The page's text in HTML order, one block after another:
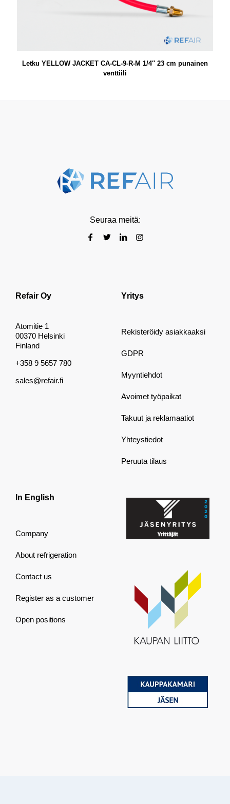
Letku YELLOW JACKET CA-CL-9-R-M 1/4″ 23 cm punainen
venttiili
Seuraa meitä:
Refair Oy
Atomitie 1
00370 Helsinki
Finland
+358 9 5657 780
sales@refair.fi
Yritys
Rekisteröidy asiakkaaksi
GDPR
Myyntiehdot
Avoimet työpaikat
Takuut ja reklamaatiot
Yhteystiedot
Peruuta tilaus
In English
Company
About refrigeration
Contact us
Register as a customer
Open positions